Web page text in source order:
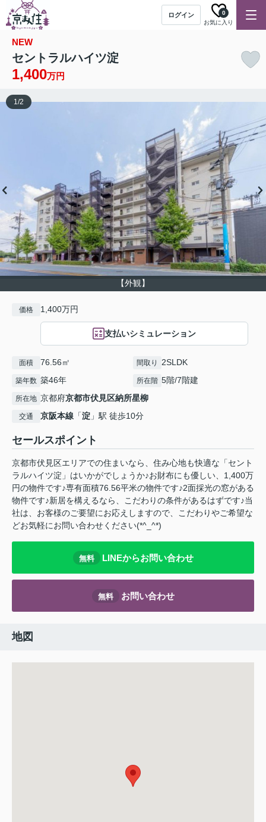
ログイン
お気に入り
0
NEW
セントラルハイツ淀
1,400万円
【外観】
1/2
価格 1,400万円
支払いシミュレーション
面積 76.56㎡ 間取り 2SLDK
築年数 築46年 所在階 5階/7階建
所在地 京都府京都市伏見区納所星柳
交通 京阪本線 「淀 」駅 徒歩10分
セールスポイント
京都市伏見区エリアでの住まいなら、住み心地も快適な「セント
ラルハイツ淀」はいかがでしょうか♪お財布にも優しい、1,400万
円の物件です♪専有面積76.56平米の物件です♪2面採光の窓がある
物件です♪新居を構えるなら、こだわりの条件があるはずです♪当
社は、お客様のご要望にお応えしますので、こだわりやご希望な
どお気軽にお問い合わせください(*^_^*)
無料 LINEからお問い合わせ
無料 お問い合わせ
地図